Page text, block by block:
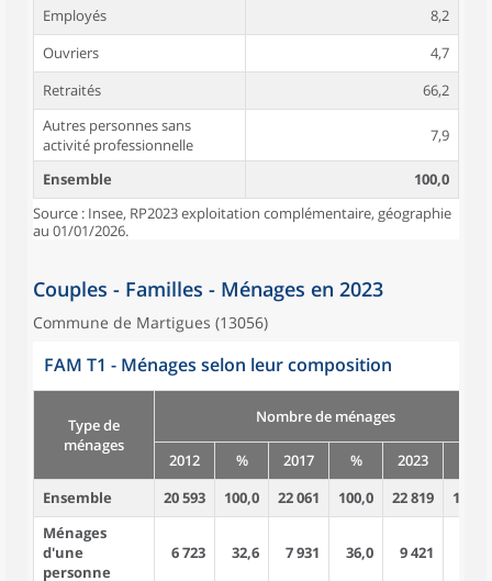
Employés
8,2
Ouvriers
4,7
Retraités
66,2
Autres personnes sans
activité professionnelle
7,9
Ensemble
100,0
Source : Insee, RP2023 exploitation complémentaire, géographie
au 01/01/2026.
Couples - Familles - Ménages en 2023
Commune de Martigues (13056)
FAM T1 - Ménages selon leur composition
Type de
ménages
Nombre de ménages
2012 % 2017 % 2023
Ensemble
20 593 100,0 22 061 100,0 22 819
100,0
Ménages
d'une
personne
6 723 32,6 7 931 36,0 9 421